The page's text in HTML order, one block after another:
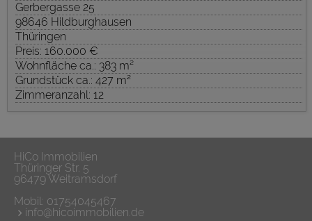
Gerbergasse 25
98646 Hildburghausen
Thüringen
Preis: 160.000 €
Wohnfläche ca.: 383 m²
Grundstück ca.: 427 m²
Zimmeranzahl: 12
HiCo Immobilien
Thüringer Str. 5
96479 Weitramsdorf
Mobil: 01754045467
info@hicoimmobilien.de